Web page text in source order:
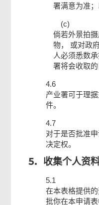
署满意为准
(c)
倘若外景拍
物， 或对政
人必须悉数
署将会收取的
4.6
产业署可于理
件。
4.7
对于是否批准
决定权。
5. 收集个人资
5.1
在本表格提供
批你在本申请